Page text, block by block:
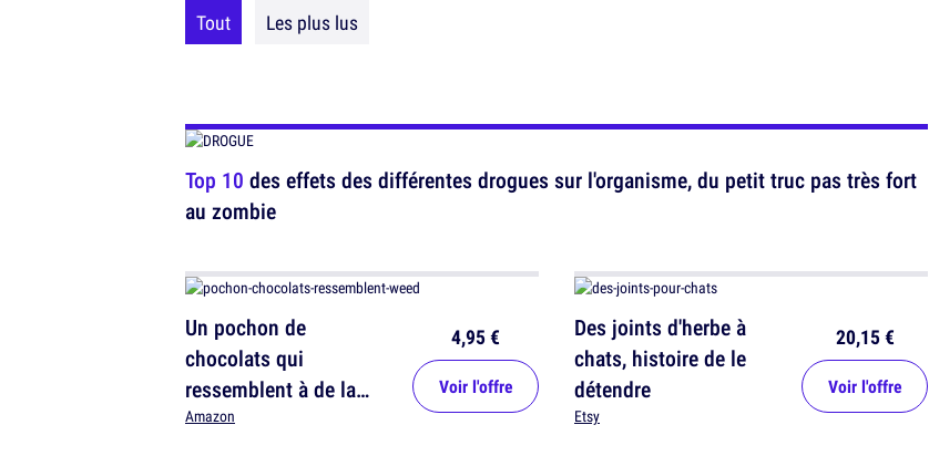
Tout Les plus lus
Top 10 des effets des différentes drogues sur l'organisme, du petit truc pas très fort
au zombie
Un pochon de
chocolats qui
ressemblent à de la
weed
Amazon
4,95 €
Voir l'offre
Des joints d'herbe à
chats, histoire de le
détendre
Etsy
20,15 €
Voir l'offre